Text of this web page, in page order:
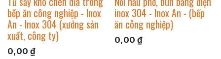
bếp ăn công nghiệp - Inox
An - Inox 304 (xưởng sản
xuất, công ty)
0,00 ₫
inox 304 - Inox An - (bếp
ăn công nghiệp)
0,00 ₫